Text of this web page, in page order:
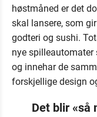
høstmåned er det
skal lansere, som
godteri og sushi.
nye spilleautomater
og innehar de
forskjellige design
Det blir «så